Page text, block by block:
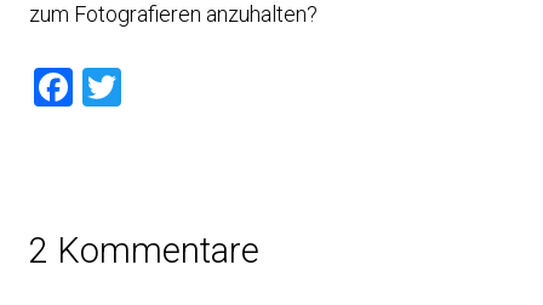
zum Fotografieren anzuhalten?
Facebook
2 Kommentare